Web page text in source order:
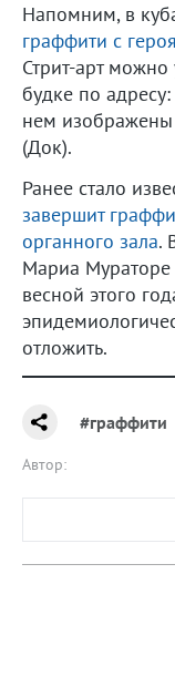
Напомним, в
граффити с
Стрит-арт
будке по
нем
(Док).
Ранее стало
завершит
органного зала.
Мариа
весной этого
отложить.
#граффити
Автор: